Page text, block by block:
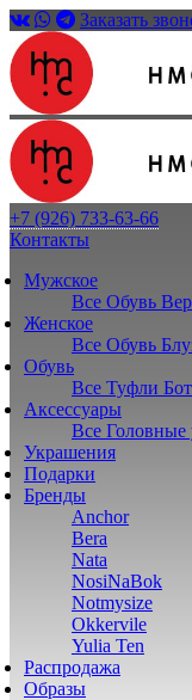
Заказать
+7 (926) 733-63-66
Контакты
Мужское
Все Обувь
Женское
Все Обувь
Обувь
Все Туфли
Аксессуары
Все Головные
Украшения
Подарки
Бренды
Anchor
Bera
Nata
NosiNaBok
Notmysize
Okkervile
Yulia Ten
Распродажа
Образы